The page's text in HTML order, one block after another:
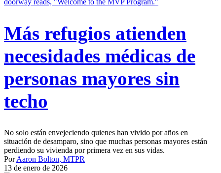
Más refugios atienden
necesidades médicas de
personas mayores sin
techo
No solo están envejeciendo quienes han vivido por años en
situación de desamparo, sino que muchas personas mayores están
perdiendo su vivienda por primera vez en sus vidas.
PorAaron Bolton, MTPR
13 de enero de 2026